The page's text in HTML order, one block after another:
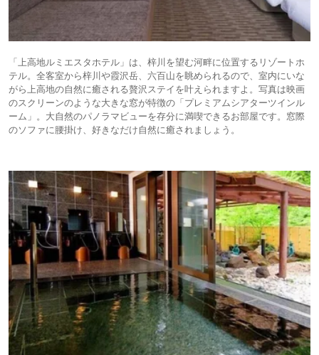
「上高地ルミエスタホテル」は、梓川を望む河畔に位置するリゾートホ
テル。全客室から梓川や霞沢岳、六百山を眺められるので、室内にいな
がら上高地の自然に癒される贅沢ステイを叶えられますよ。写真は映画
のスクリーンのような大きな窓が特徴の「プレミアムシアターツインル
ーム」。大自然のパノラマビューを存分に満喫できるお部屋です。窓際
のソファに腰掛け、好きなだけ自然に癒されましょう。